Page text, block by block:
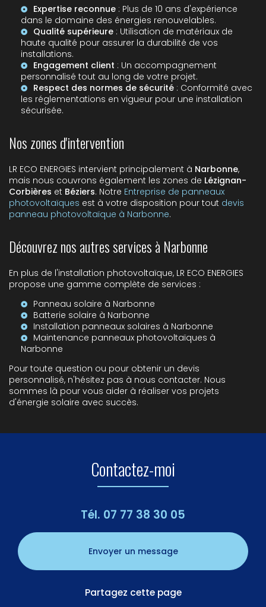
Expertise reconnue : Plus de 10 ans d'expérience
dans le domaine des énergies renouvelables.
Qualité supérieure : Utilisation de matériaux de
haute qualité pour assurer la durabilité de vos
installations.
Engagement client : Un accompagnement
personnalisé tout au long de votre projet.
Respect des normes de sécurité : Conformité avec
les réglementations en vigueur pour une installation
sécurisée.
Nos zones d'intervention
LR ECO ENERGIES intervient principalement à Narbonne,
mais nous couvrons également les zones de Lézignan-
Corbières et Béziers. Notre Entreprise de panneaux
photovoltaïques est à votre disposition pour tout devis
panneau photovoltaïque à Narbonne.
Découvrez nos autres services à Narbonne
En plus de l'installation photovoltaïque, LR ECO ENERGIES
propose une gamme complète de services :
Panneau solaire à Narbonne
Batterie solaire à Narbonne
Installation panneaux solaires à Narbonne
Maintenance panneaux photovoltaïques à
Narbonne
Pour toute question ou pour obtenir un devis
personnalisé, n'hésitez pas à nous contacter. Nous
sommes là pour vous aider à réaliser vos projets
d'énergie solaire avec succès.
Contactez-moi
Tél. 07 77 38 30 05
Envoyer un message
Partagez cette page